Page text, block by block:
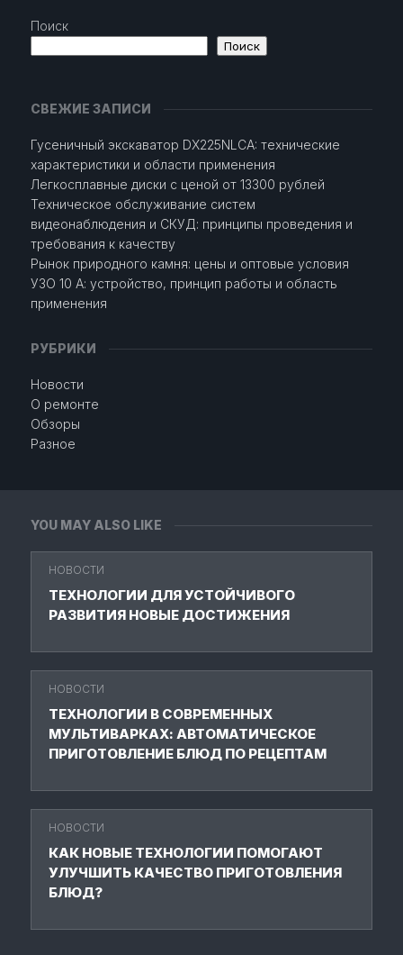
YOU MAY ALSO LIKE
НОВОСТИ
ТЕХНОЛОГИИ ДЛЯ УСТОЙЧИВОГО
РАЗВИТИЯ НОВЫЕ ДОСТИЖЕНИЯ
НОВОСТИ
ТЕХНОЛОГИИ В СОВРЕМЕННЫХ
МУЛЬТИВАРКАХ: АВТОМАТИЧЕСКОЕ
ПРИГОТОВЛЕНИЕ БЛЮД ПО РЕЦЕПТАМ
НОВОСТИ
КАК НОВЫЕ ТЕХНОЛОГИИ ПОМОГАЮТ
УЛУЧШИТЬ КАЧЕСТВО ПРИГОТОВЛЕНИЯ
БЛЮД?
Поиск
Поиск
СВЕЖИЕ ЗАПИСИ
Гусеничный экскаватор DX225NLCA: технические
характеристики и области применения
Легкосплавные диски с ценой от 13300 рублей
Техническое обслуживание систем
видеонаблюдения и СКУД: принципы проведения и
требования к качеству
Рынок природного камня: цены и оптовые условия
УЗО 10 А: устройство, принцип работы и область
применения
РУБРИКИ
Новости
О ремонте
Обзоры
Разное